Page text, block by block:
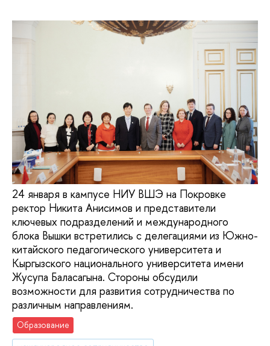
24 января в кампусе НИУ ВШЭ на Покровке
ректор Никита Анисимов и представители
ключевых подразделений и международного
блока Вышки встретились с делегациями из Южно-
китайского педагогического университета и
Кыргызского национального университета имени
Жусупа Баласагына. Стороны обсудили
возможности для развития сотрудничества по
различным направлениям.
Образование